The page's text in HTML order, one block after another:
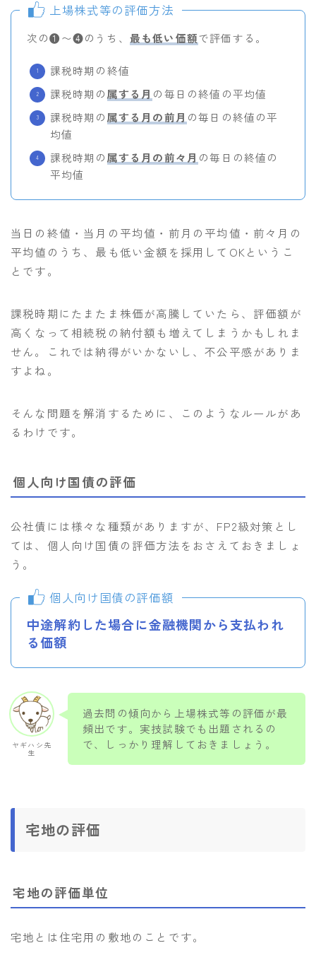
上場株式等の評価方法
次の❶〜❹のうち、 最も低い価額で評価する。
課税時期の終値
課税時期の属する月 の毎日の終値の平均値
課税時期の属する月の前月 の毎日の終値の平
均値
課税時期の属する月の前々月 の毎日の終値の
平均値
当日の終値・当月の平均値・前月の平均値・前々月の
平均値のうち、最も低い金額を採用してOKというこ
とです。
課税時期にたまたま株価が高騰していたら、評価額が
高くなって相続税の納付額も増えてしまうかもしれま
せん。これでは納得がいかないし、不公平感がありま
すよね。
そんな問題を解消するために、このようなルールがあ
るわけです。
個人向け国債の評価
公社債には様々な種類がありますが、FP2級対策とし
ては、個人向け国債の評価方法をおさえておきましょ
う。
個人向け国債の評価額
中途解約した場合に金融機関から支払われ
る価額
ヤギハシ先
生
過去問の傾向から上場株式等の評価が最
頻出です。実技試験でも出題されるの
で、しっかり理解しておきましょう。
宅地の評価
宅地の評価単位
宅地とは住宅用の敷地のことです。